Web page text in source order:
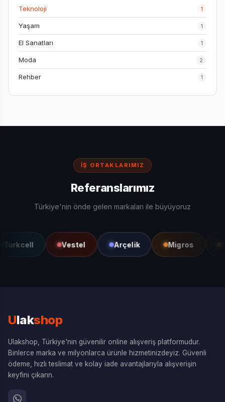
Teknoloji 1
Yaşam 1
El Sanatları 1
Moda 2
Rehber 1
İŞ ORTAKLARIMIZ
Referanslarımız
Türkiye'nin önde gelen markaları ile büyüyoruz
Vestel Arçelik Migros
Ulakshop
Ulakshop, Türkiye'nin güvenilir online alışveriş platformudur.
Binlerce marka ve milyonlarca ürünle hizmetinizdeyiz. Güvenli
ödeme, hızlı teslimat ve kolay iade avantajlarıyla alışverişin
keyfini çıkarın.